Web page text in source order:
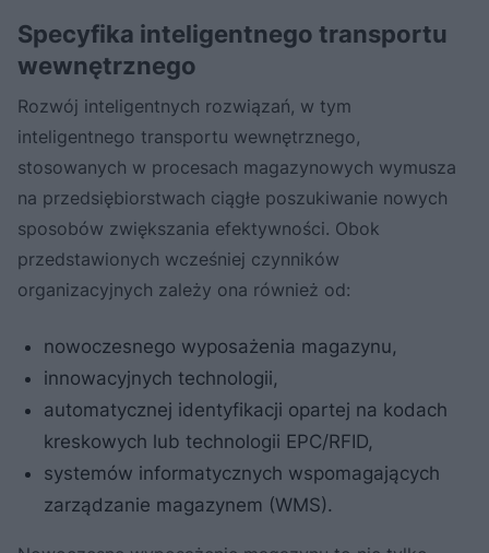
Specyfika inteligentnego transportu
wewnętrznego
Rozwój inteligentnych rozwiązań, w tym
inteligentnego transportu wewnętrznego,
stosowanych w procesach magazynowych wymusza
na przedsiębiorstwach ciągłe poszukiwanie nowych
sposobów zwiększania efektywności. Obok
przedstawionych wcześniej czynników
organizacyjnych zależy ona również od:
nowoczesnego wyposażenia magazynu,
innowacyjnych technologii,
automatycznej identyfikacji opartej na kodach
kreskowych lub technologii EPC/RFID,
systemów informatycznych wspomagających
zarządzanie magazynem (WMS).